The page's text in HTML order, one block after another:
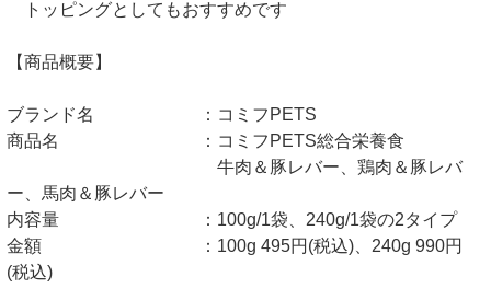
トッピングとしてもおすすめです
【商品概要】
ブランド名 ：コミフPETS
商品名 ：コミフPETS総合栄養食
牛肉＆豚レバー、鶏肉＆豚レバ
ー、馬肉＆豚レバー
内容量 ：100g/1袋、240g/1袋の2タイプ
金額 ：100g 495円(税込)、240g 990円
(税込)